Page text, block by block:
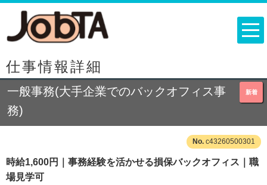
仕事情報詳細
新着
一般事務(大手企業でのバックオフィス事
務)
c43260500301
時給1,600円｜事務経験を活かせる損保バックオフィス｜職
場見学可